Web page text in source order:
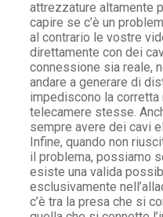
attrezzature altamente
capire se c’è un
al contrario le vostre
direttamente con dei
connessione sia reale,
andare a generare di
impediscono la
telecamere stesse.
sempre avere dei cavi
Infine, quando non
il problema, possiamo
esiste una valida
esclusivamente
c’è tra la presa che si